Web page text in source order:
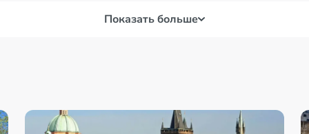
Показать больше